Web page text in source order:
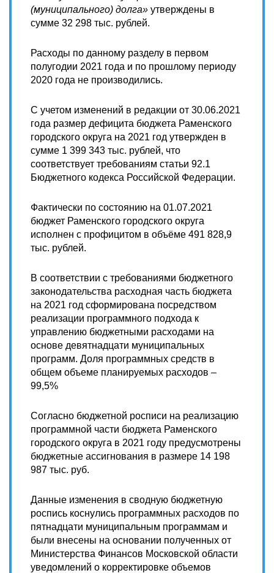
(муниципального) долга» утверждены в
сумме 32 298 тыс. рублей.
Расходы по данному разделу в первом
полугодии 2021 года и по прошлому периоду
2020 года не производились.
С учетом изменений в редакции от 30.06.2021
года размер дефицита бюджета Раменского
городского округа на 2021 год утвержден в
сумме 1 399 343 тыс. рублей, что
соответствует требованиям статьи 92.1
Бюджетного кодекса Российской Федерации.
Фактически по состоянию на 01.07.2021
бюджет Раменского городского округа
исполнен с профицитом в объёме 491 828,9
тыс. рублей.
В соответствии с требованиями бюджетного
законодательства расходная часть бюджета
на 2021 год сформирована посредством
реализации программного подхода к
управлению бюджетными расходами на
основе девятнадцати муниципальных
программ. Доля программных средств в
общем объеме планируемых расходов –
99,5%
Согласно бюджетной росписи на реализацию
программной части бюджета Раменского
городского округа в 2021 году предусмотрены
бюджетные ассигнования в размере 14 198
987 тыс. руб.
Данные изменения в сводную бюджетную
роспись коснулись программных расходов по
пятнадцати муниципальным программам и
были внесены на основании полученных от
Министерства Финансов Московской области
уведомлений о корректировке объемов